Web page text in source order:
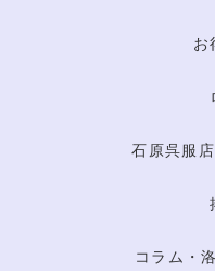
お
石原呉服
コラム・